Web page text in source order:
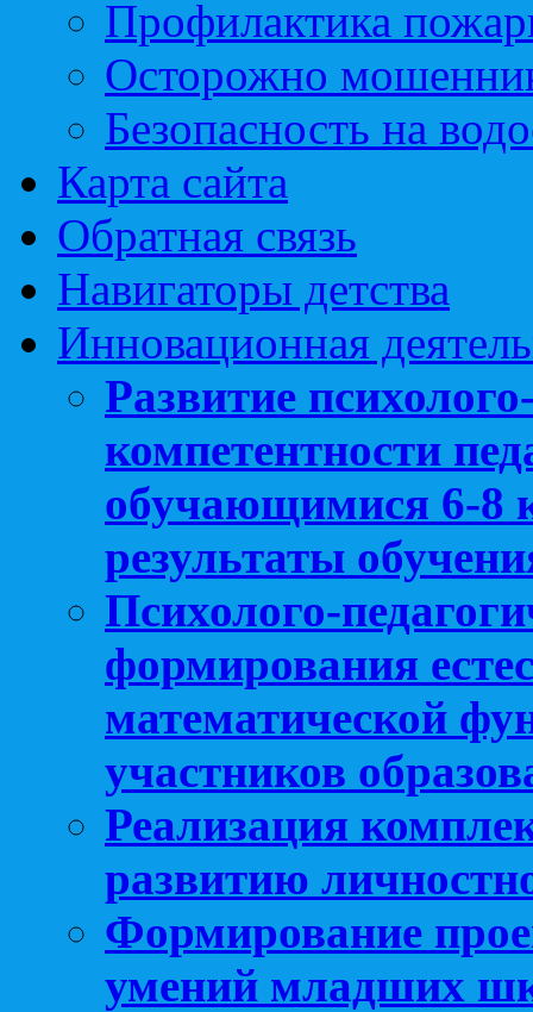
Профилактика
Осторожно
Безопасность на
Карта сайта
Обратная связь
Навигаторы детства
Инновационная
Развитие
компетентности
обучающимися 6-8
результаты
Психолого-
формирования
математической
участников
Реализация
развитию
Формирование
умений младших